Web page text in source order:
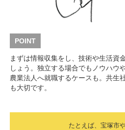
POINT
まずは情報収集をし、技術や生活資
しょう。独立する場合でもノウハウ
農業法人へ就職するケースも。共生
も大切です。
たとえば、宝塚市